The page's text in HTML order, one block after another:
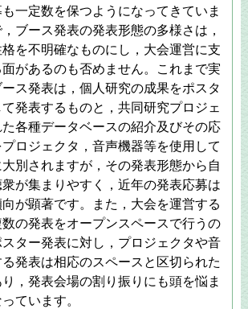
一定数を保つようになってきていま
ブース発表の発表形態の多様さは，
を不明確なものにし，大会運営に支
があるのも否めません。これまで実
ス発表は，個人研究の成果をポスタ
発表するものと，共同研究プロジェ
各種データベースの紹介及びその応
ロジェクタ，音声機器等を使用して
別されますが，その発表形態から自
が集まりやすく，近年の発表応募は
が顕著です。また，大会を運営する
の発表をオープンスペースで行うの
ター発表に対し，プロジェクタや音
発表は相応のスペースと区切られた
，発表会場の割り振りにも頭を悩ま
ています。